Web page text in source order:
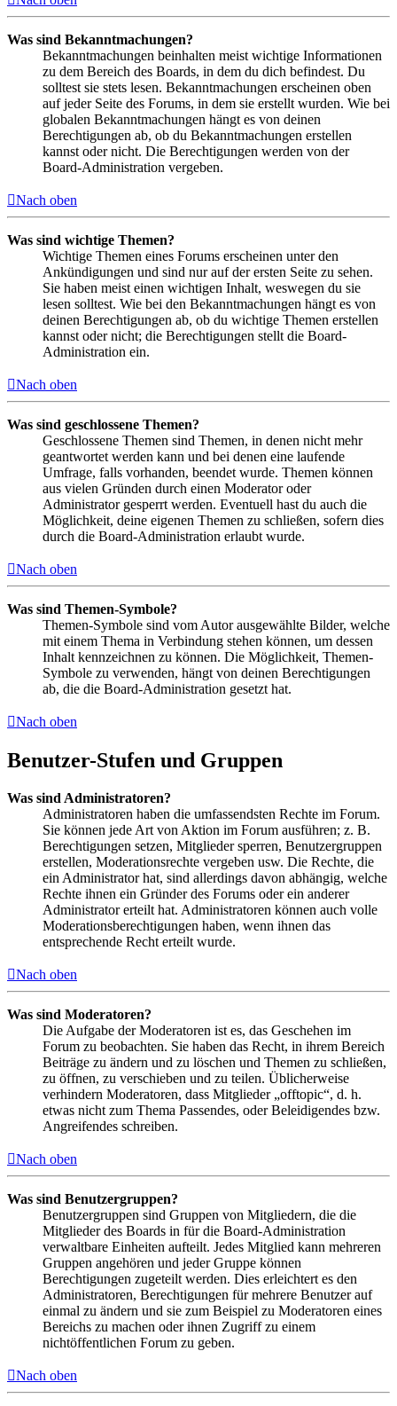
Was sind Bekanntmachungen?
Bekanntmachungen beinhalten meist wichtige Informationen
zu dem Bereich des Boards, in dem du dich befindest. Du
solltest sie stets lesen. Bekanntmachungen erscheinen oben
auf jeder Seite des Forums, in dem sie erstellt wurden. Wie bei
globalen Bekanntmachungen hängt es von deinen
Berechtigungen ab, ob du Bekanntmachungen erstellen
kannst oder nicht. Die Berechtigungen werden von der
Board-Administration vergeben.
Nach oben
Was sind wichtige Themen?
Wichtige Themen eines Forums erscheinen unter den
Ankündigungen und sind nur auf der ersten Seite zu sehen.
Sie haben meist einen wichtigen Inhalt, weswegen du sie
lesen solltest. Wie bei den Bekanntmachungen hängt es von
deinen Berechtigungen ab, ob du wichtige Themen erstellen
kannst oder nicht; die Berechtigungen stellt die Board-
Administration ein.
Nach oben
Was sind geschlossene Themen?
Geschlossene Themen sind Themen, in denen nicht mehr
geantwortet werden kann und bei denen eine laufende
Umfrage, falls vorhanden, beendet wurde. Themen können
aus vielen Gründen durch einen Moderator oder
Administrator gesperrt werden. Eventuell hast du auch die
Möglichkeit, deine eigenen Themen zu schließen, sofern dies
durch die Board-Administration erlaubt wurde.
Nach oben
Was sind Themen-Symbole?
Themen-Symbole sind vom Autor ausgewählte Bilder, welche
mit einem Thema in Verbindung stehen können, um dessen
Inhalt kennzeichnen zu können. Die Möglichkeit, Themen-
Symbole zu verwenden, hängt von deinen Berechtigungen
ab, die die Board-Administration gesetzt hat.
Nach oben
Benutzer-Stufen und Gruppen
Was sind Administratoren?
Administratoren haben die umfassendsten Rechte im Forum.
Sie können jede Art von Aktion im Forum ausführen; z. B.
Berechtigungen setzen, Mitglieder sperren, Benutzergruppen
erstellen, Moderationsrechte vergeben usw. Die Rechte, die
ein Administrator hat, sind allerdings davon abhängig, welche
Rechte ihnen ein Gründer des Forums oder ein anderer
Administrator erteilt hat. Administratoren können auch volle
Moderationsberechtigungen haben, wenn ihnen das
entsprechende Recht erteilt wurde.
Nach oben
Was sind Moderatoren?
Die Aufgabe der Moderatoren ist es, das Geschehen im
Forum zu beobachten. Sie haben das Recht, in ihrem Bereich
Beiträge zu ändern und zu löschen und Themen zu schließen,
zu öffnen, zu verschieben und zu teilen. Üblicherweise
verhindern Moderatoren, dass Mitglieder „offtopic“, d. h.
etwas nicht zum Thema Passendes, oder Beleidigendes bzw.
Angreifendes schreiben.
Nach oben
Was sind Benutzergruppen?
Benutzergruppen sind Gruppen von Mitgliedern, die die
Mitglieder des Boards in für die Board-Administration
verwaltbare Einheiten aufteilt. Jedes Mitglied kann mehreren
Gruppen angehören und jeder Gruppe können
Berechtigungen zugeteilt werden. Dies erleichtert es den
Administratoren, Berechtigungen für mehrere Benutzer auf
einmal zu ändern und sie zum Beispiel zu Moderatoren eines
Bereichs zu machen oder ihnen Zugriff zu einem
nichtöffentlichen Forum zu geben.
Nach oben